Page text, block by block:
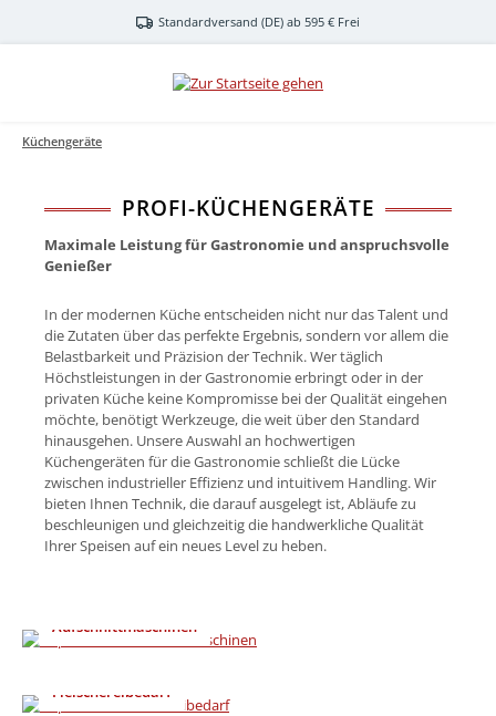
Zum Hauptinhalt springenStandardversand (DE) ab 595 € Frei
Küchengeräte
PROFI-KÜCHENGERÄTE
Maximale Leistung für Gastronomie und anspruchsvolle
Genießer
In der modernen Küche entscheiden nicht nur das Talent und
die Zutaten über das perfekte Ergebnis, sondern vor allem die
Belastbarkeit und Präzision der Technik. Wer täglich
Höchstleistungen in der Gastronomie erbringt oder in der
privaten Küche keine Kompromisse bei der Qualität eingehen
möchte, benötigt Werkzeuge, die weit über den Standard
hinausgehen. Unsere Auswahl an hochwertigen
Küchengeräten für die Gastronomie schließt die Lücke
zwischen industrieller Effizienz und intuitivem Handling. Wir
bieten Ihnen Technik, die darauf ausgelegt ist, Abläufe zu
beschleunigen und gleichzeitig die handwerkliche Qualität
Ihrer Speisen auf ein neues Level zu heben.
Aufschnittmaschinen
Fleischereibedarf